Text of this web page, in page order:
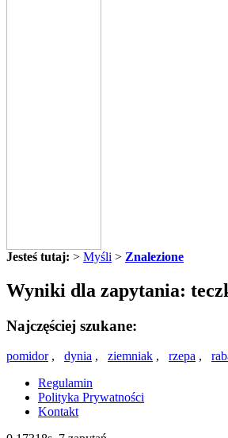
Jesteś tutaj: > Myśli > Znalezione
Wyniki dla zapytania:
Najczęściej szukane:
pomidor, dynia , ziemniak , rzepa ,
Regulamin
Polityka Prywatności
Kontakt